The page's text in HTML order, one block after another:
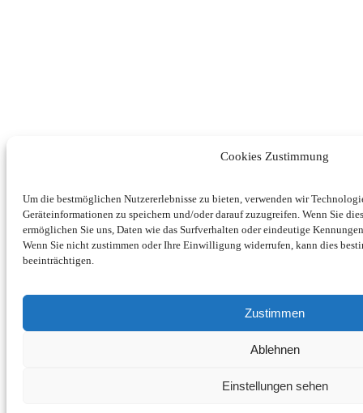
Cookies Zustimmung
Um die bestmöglichen Nutzererlebnisse zu bieten, verwenden wir
Geräteinformationen zu speichern und/oder darauf zuzugreifen. Wenn Sie
ermöglichen Sie uns, Daten wie das Surfverhalten oder eindeutige
Wenn Sie nicht zustimmen oder Ihre Einwilligung widerrufen, kann dies
beeinträchtigen.
Zustimmen
Ablehnen
Einstellungen sehen